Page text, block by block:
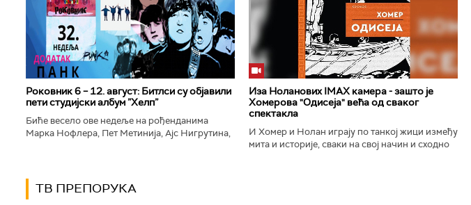
Роковник 6 – 12. август: Битлси су објавили
пети студијски албум ”Хелп”
Биће весело ове недеље на рођенданима
Марка Нофлера, Пет Метинија, Ајс Нигрутина,
Иза Ноланових IMAX камера - зашто је
Хомерова "Одисеја" већа од сваког
спектакла
И Хомер и Нолан играју по танкој жици између
мита и историје, сваки на свој начин и сходно
ТВ ПРЕПОРУКА